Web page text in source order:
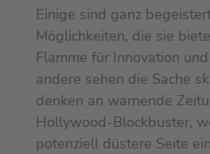
Einige sind ganz
Möglichkeiten, die sie
Flamme für Innovation
andere sehen die Sache
denken an warnende
Hollywood-Blockbuster,
potenziell düstere Seite